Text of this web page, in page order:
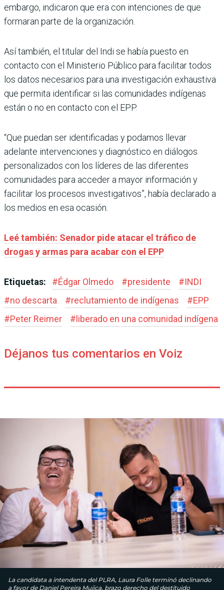
embargo, indicaron que era con intenciones de que
formaran parte de la organización.
Así también, el titular del Indi se había puesto en
contacto con el Ministerio Público para facilitar todos
los datos necesarios para una investigación exhaustiva
que permita identificar si las comunidades indígenas
están o no en contacto con el EPP.
“Que puedan ser identificadas y podamos llevar
adelante intervenciones y diagnóstico en diálogos
personalizados con los líderes de las diferentes
comunidades para acceder a mayor información y
facilitar los procesos investigativos”, había declarado a
los medios en esa ocasión.
Leé también: Senador pide atacar el tráfico de
drogas y armas para acabar con el EPP
Etiquetas: #Édgar Olmedo #presidente #INDI
#no descarta #reclutamiento de indígenas #EPP
#Peter Reimer # liberado en una comunidad indígena
Déjanos tus comentarios en Voiz
La candidata a intendenta del PLRA, Laura Folle terminó declinando
a favor de Daniel Pereira Mujica, brazo derecho del destituido